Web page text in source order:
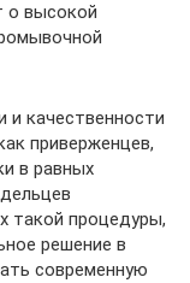
о высокой
и качественности
приверженцев,
в равных
такой процедуры,
решение в
современную